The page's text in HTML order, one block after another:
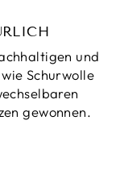
und
Schurwolle
gewonnen.